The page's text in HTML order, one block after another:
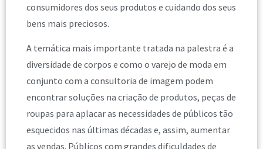
consumidores dos seus produtos e cuidando dos seus
bens mais preciosos.
A temática mais importante tratada na palestra é a
diversidade de corpos e como o varejo de moda em
conjunto com a consultoria de imagem podem
encontrar soluções na criação de produtos, peças de
roupas para aplacar as necessidades de públicos tão
esquecidos nas últimas décadas e, assim, aumentar
as vendas. Públicos com grandes dificuldades de